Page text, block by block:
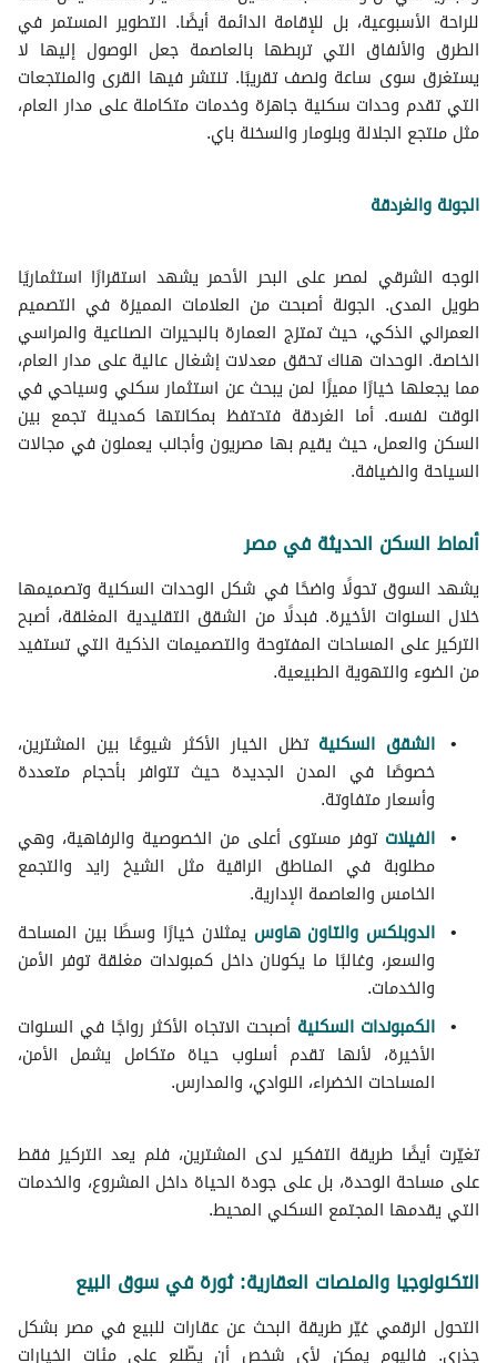
للراحة الأسبوعية، بل للإقامة الدائمة أيضًا. التطوير المستمر في
الطرق والأنفاق التي تربطها بالعاصمة جعل الوصول إليها لا
يستغرق سوى ساعة ونصف تقريبًا. تنتشر فيها القرى والمنتجعات
التي تقدم وحدات سكنية جاهزة وخدمات متكاملة على مدار العام،
مثل منتجع الجلالة وبلومار والسخنة باي.
الجونة والغردقة
الوجه الشرقي لمصر على البحر الأحمر يشهد استقرارًا استثماريًا
طويل المدى. الجونة أصبحت من العلامات المميزة في التصميم
العمراني الذكي، حيث تمتزج العمارة بالبحيرات الصناعية والمراسي
الخاصة. الوحدات هناك تحقق معدلات إشغال عالية على مدار العام،
مما يجعلها خيارًا مميزًا لمن يبحث عن استثمار سكني وسياحي في
الوقت نفسه. أما الغردقة فتحتفظ بمكانتها كمدينة تجمع بين
السكن والعمل، حيث يقيم بها مصريون وأجانب يعملون في مجالات
السياحة والضيافة.
أنماط السكن الحديثة في مصر
يشهد السوق تحولًا واضحًا في شكل الوحدات السكنية وتصميمها
خلال السنوات الأخيرة. فبدلًا من الشقق التقليدية المغلقة، أصبح
التركيز على المساحات المفتوحة والتصميمات الذكية التي تستفيد
من الضوء والتهوية الطبيعية.
الشقق السكنية تظل الخيار الأكثر شيوعًا بين المشترين،
خصوصًا في المدن الجديدة حيث تتوافر بأحجام متعددة
وأسعار متفاوتة.
الفيلات توفر مستوى أعلى من الخصوصية والرفاهية، وهي
مطلوبة في المناطق الراقية مثل الشيخ زايد والتجمع
الخامس والعاصمة الإدارية.
الدوبلكس والتاون هاوس يمثلان خيارًا وسطًا بين المساحة
والسعر، وغالبًا ما يكونان داخل كمبوندات مغلقة توفر الأمن
والخدمات.
الكمبوندات السكنية أصبحت الاتجاه الأكثر رواجًا في السنوات
الأخيرة، لأنها تقدم أسلوب حياة متكامل يشمل الأمن،
المساحات الخضراء، النوادي، والمدارس.
تغيّرت أيضًا طريقة التفكير لدى المشترين، فلم يعد التركيز فقط
على مساحة الوحدة، بل على جودة الحياة داخل المشروع، والخدمات
التي يقدمها المجتمع السكني المحيط.
التكنولوجيا والمنصات العقارية: ثورة في سوق البيع
التحول الرقمي غيّر طريقة البحث عن عقارات للبيع في مصر بشكل
جذري. فاليوم يمكن لأي شخص أن يطّلع على مئات الخيارات